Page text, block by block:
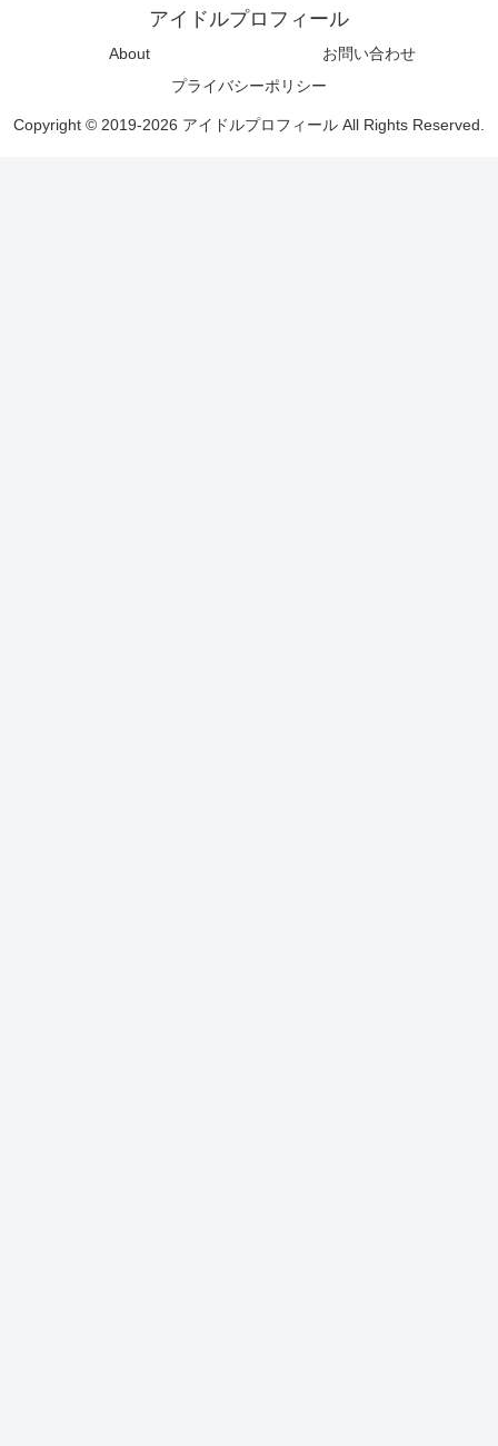
アイドルプロフィール
About
お問い合わせ
プライバシーポリシー
Copyright © 2019-2026 アイドルプロフィール All Rights Reserved.